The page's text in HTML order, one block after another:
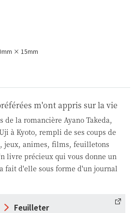
× 15mm
m'ont appris sur la vie
de la romancière Ayano Takeda,
à Kyoto, rempli de ses coups de
jeux, animes, films, feuilletons
livre précieux qui vous donne un
fait d'elle sous forme d'un journal
Feuilleter